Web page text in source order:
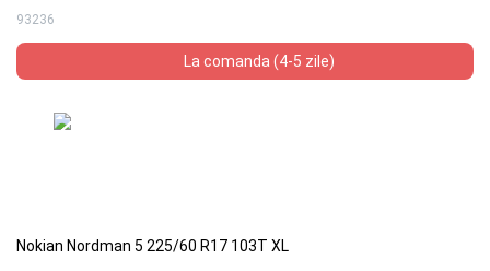
93236
La comanda (4-5 zile)
Nokian Nordman 5 225/60 R17 103T XL